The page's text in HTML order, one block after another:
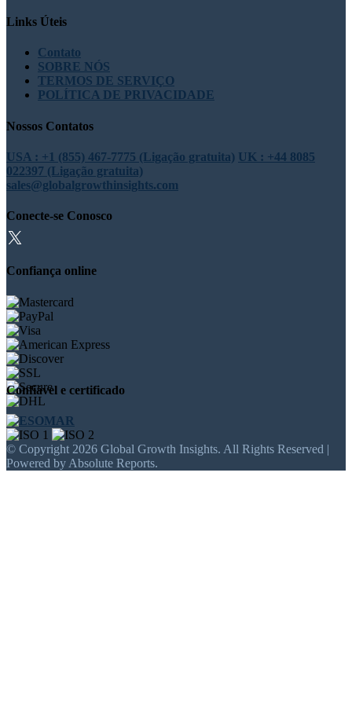
Links Úteis
Contato
SOBRE NÓS
TERMOS DE SERVIÇO
POLÍTICA DE PRIVACIDADE
Nossos Contatos
USA : +1 (855) 467-7775 (Ligação gratuita) UK : +44 8085
022397 (Ligação gratuita)
sales@globalgrowthinsights.com
Conecte-se Conosco
Confiança online
Confiável e certificado
© Copyright 2026 Global Growth Insights. All Rights Reserved |
Powered by Absolute Reports.